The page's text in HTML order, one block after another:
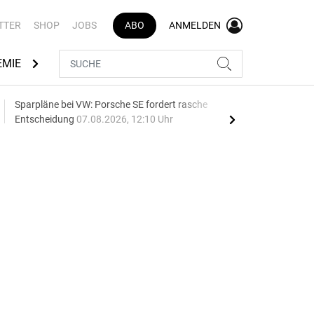
SHOP JOBS ABO ANMELDEN
AUTOMARKEN
Sparpläne bei VW: Porsche SE fordert rasche
Entscheidung 07.08.2026, 12:10 Uhr